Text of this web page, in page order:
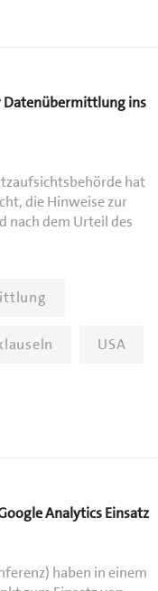
Datenübermittlung ins
hat
die Hinweise zur
nach dem Urteil des
USA
Analytics Einsatz
haben in einem